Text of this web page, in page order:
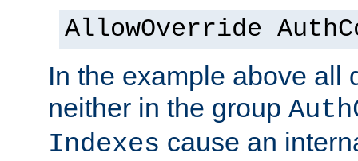
AllowOverride
In the example above all
neither in the group
Indexes cause an